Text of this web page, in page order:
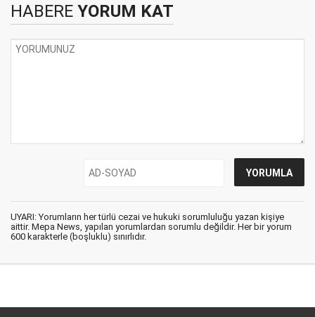
HABERE YORUM KAT
UYARI: Yorumların her türlü cezai ve hukuki sorumluluğu yazan kişiye
aittir. Mepa News, yapılan yorumlardan sorumlu değildir. Her bir yorum
600 karakterle (boşluklu) sınırlıdır.